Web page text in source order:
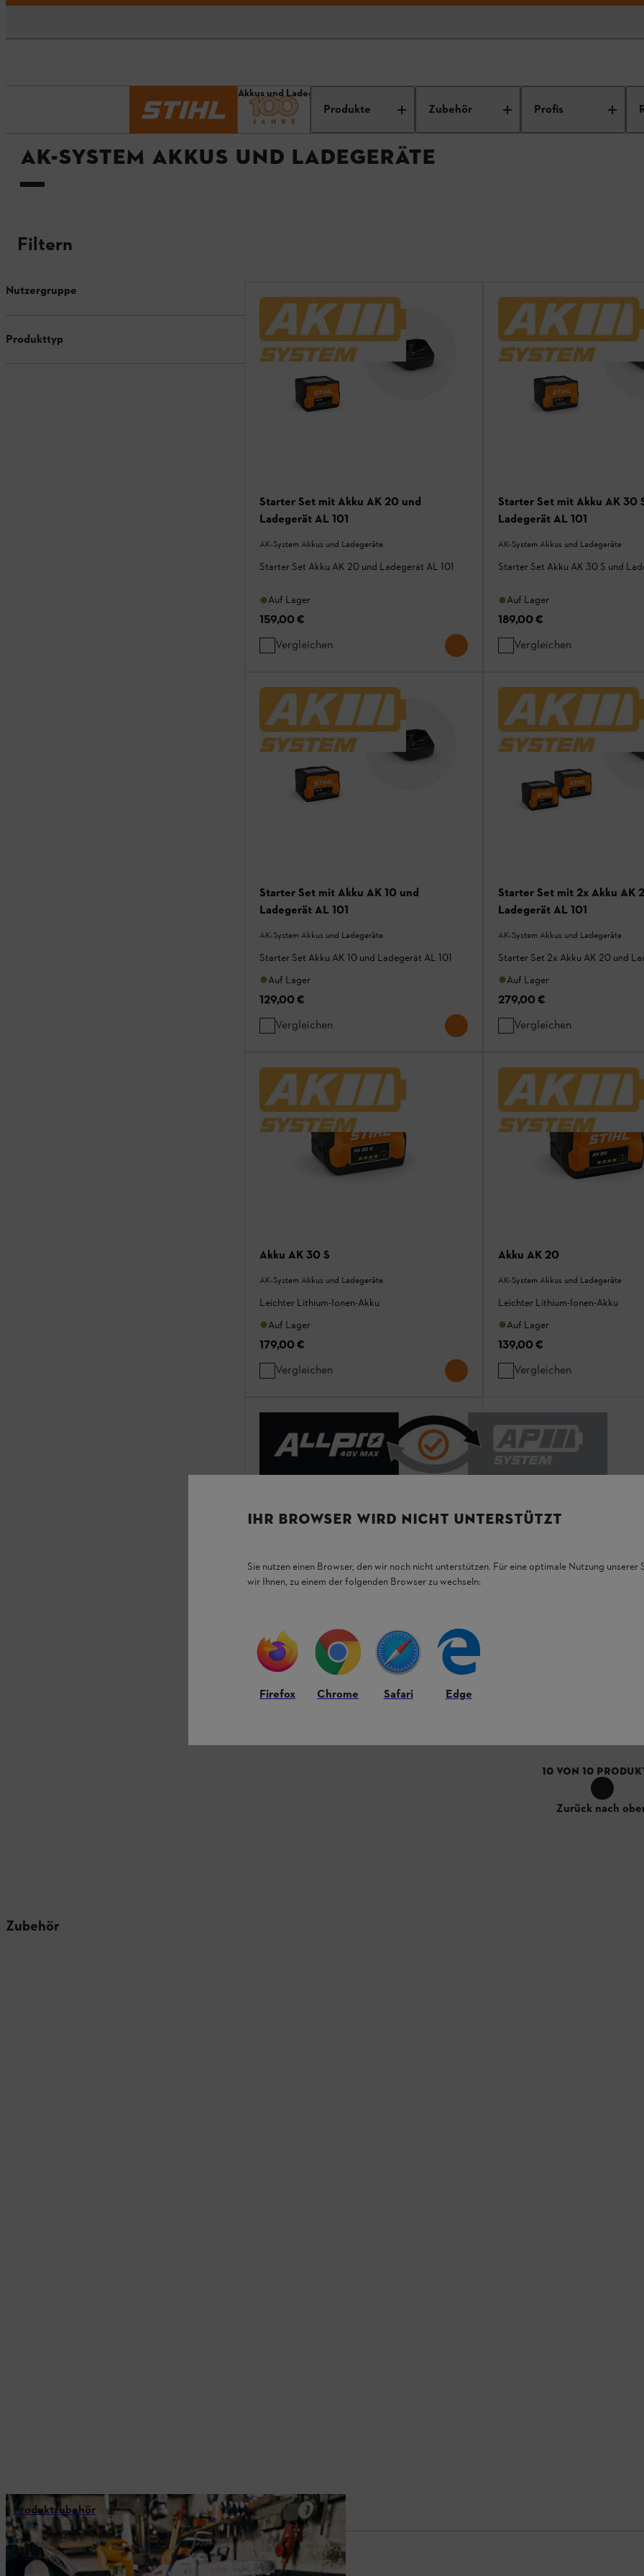
Produkte Zubehör Profis
AK-System Akkus und Ladegeräte
AK-SYSTEM AKKUS UND LADEGERÄTE
Filtern
Nutzergruppe
Produkttyp
Starter Set mit Akku AK 20 und
Ladegerät AL 101
AK-System Akkus und Ladegeräte
Starter Set Akku AK 20 und Ladegerät AL 101
Auf Lager
159,00 €
Vergleichen
Starter Set mit Akku AK 30
Ladegerät AL 101
AK-System Akkus und Ladegeräte
Starter Set Akku AK 30 S und
Auf Lager
189,00 €
Vergleichen
Starter Set mit Akku AK 10 und
Ladegerät AL 101
AK-System Akkus und Ladegeräte
Starter Set Akku AK 10 und Ladegerät AL 101
Auf Lager
129,00 €
Vergleichen
Starter Set mit 2x Akku AK
Ladegerät AL 101
AK-System Akkus und Ladegeräte
Starter Set 2x Akku AK 20 und
Auf Lager
279,00 €
Vergleichen
Akku AK 30 S
AK-System Akkus und Ladegeräte
Leichter Lithium-Ionen-Akku
Auf Lager
179,00 €
Vergleichen
Akku AK 20
AK-System Akkus und Ladegeräte
Leichter Lithium-Ionen-Akku
Auf Lager
139,00 €
Vergleichen
Geeignet für alle STIHL Akkus AK, AP und AR
Aktuell online nicht verfügbar
139,00 €
10 VON 10
Zurück nach
Zubehör
Produktzubehör
IHR BROWSER WIRD NICHT UNTERSTÜTZT
Sie nutzen einen Browser, den wir noch nicht unterstützen. Für eine optimale Nutzung unserer
wir Ihnen, zu einem der folgenden Browser zu wechseln:
Firefox Chrome Safari Edge